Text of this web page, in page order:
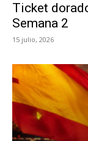
Ticket
Semana 2
15 julio, 2026